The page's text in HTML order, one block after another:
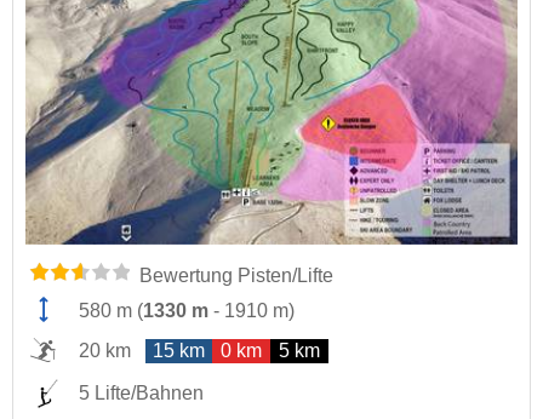
Bewertung Pisten/Lifte
580 m (1330 m - 1910 m)
20 km
15 km 0 km 5 km
5 Lifte/Bahnen